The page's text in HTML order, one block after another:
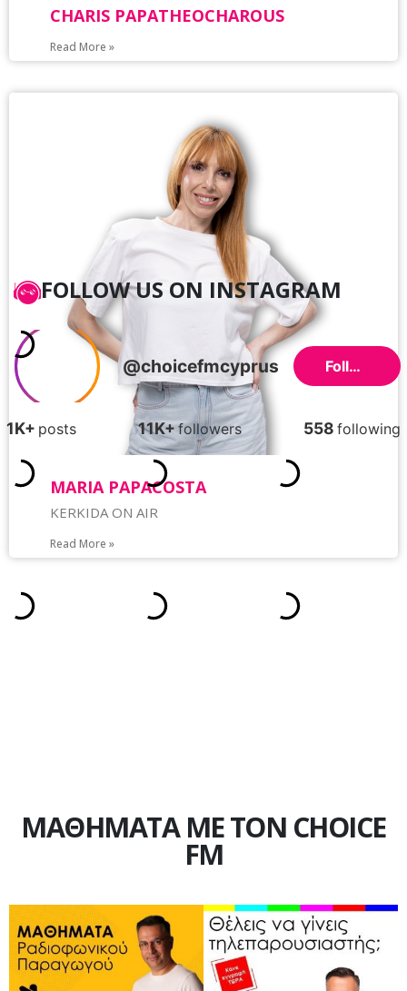
CHARIS PAPATHEOCHAROUS
Read More »
MARIA PAPACOSTA
KERKIDA ON AIR
Read More »
FOLLOW US ON INSTAGRAM
ΜΑΘΗΜΑΤΑ ΜΕ ΤΟΝ CHOICE
FM